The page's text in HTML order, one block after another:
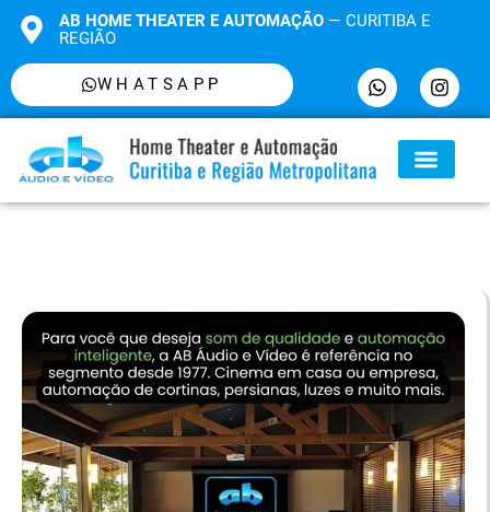
AB HOME THEATER E AUTOMAÇÃO— CURITIBA E
REGIÃO
WHATSAPP